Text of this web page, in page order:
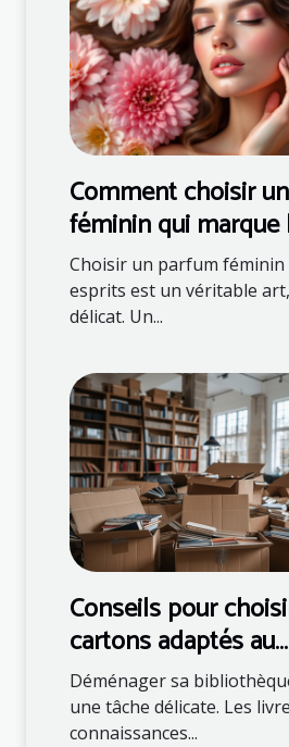
Comment choisir
féminin qui
Choisir un parfum féminin
esprits est un véritable
délicat. Un...
Conseils pour
cartons adaptés au
déménagement de
Déménager sa
une tâche délicate. Les
connaissances...